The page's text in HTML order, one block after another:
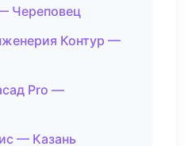
Череповец
Контур —
Pro —
— Казань